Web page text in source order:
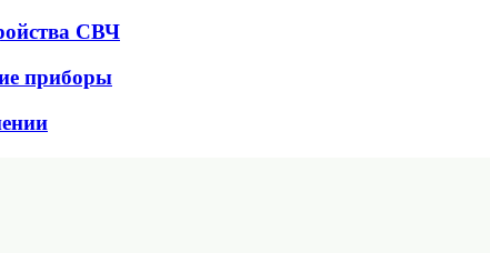
СВЧ
приборы